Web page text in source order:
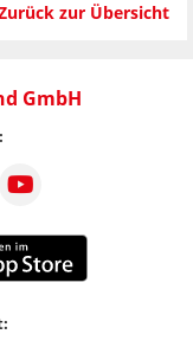
zur Übersicht
GmbH